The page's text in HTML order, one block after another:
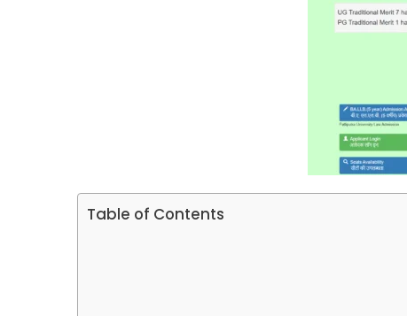
Table of Contents